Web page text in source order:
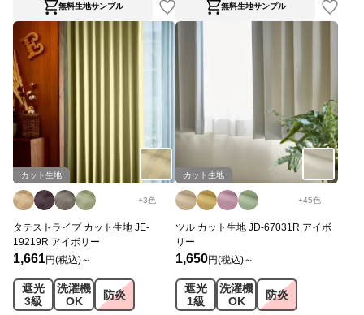
無料生地サンプル 無料生地サンプル
カット生地
+3色
タテストライプ カット生地 JE-
19219R アイボリー
1,661円(税込)～
遮光
3級
洗濯機
OK
防炎
カット生地
+45色
ツル カット生地 JD-67031R アイボ
リー
1,650円(税込)～
遮光
1級
洗濯機
OK
防炎